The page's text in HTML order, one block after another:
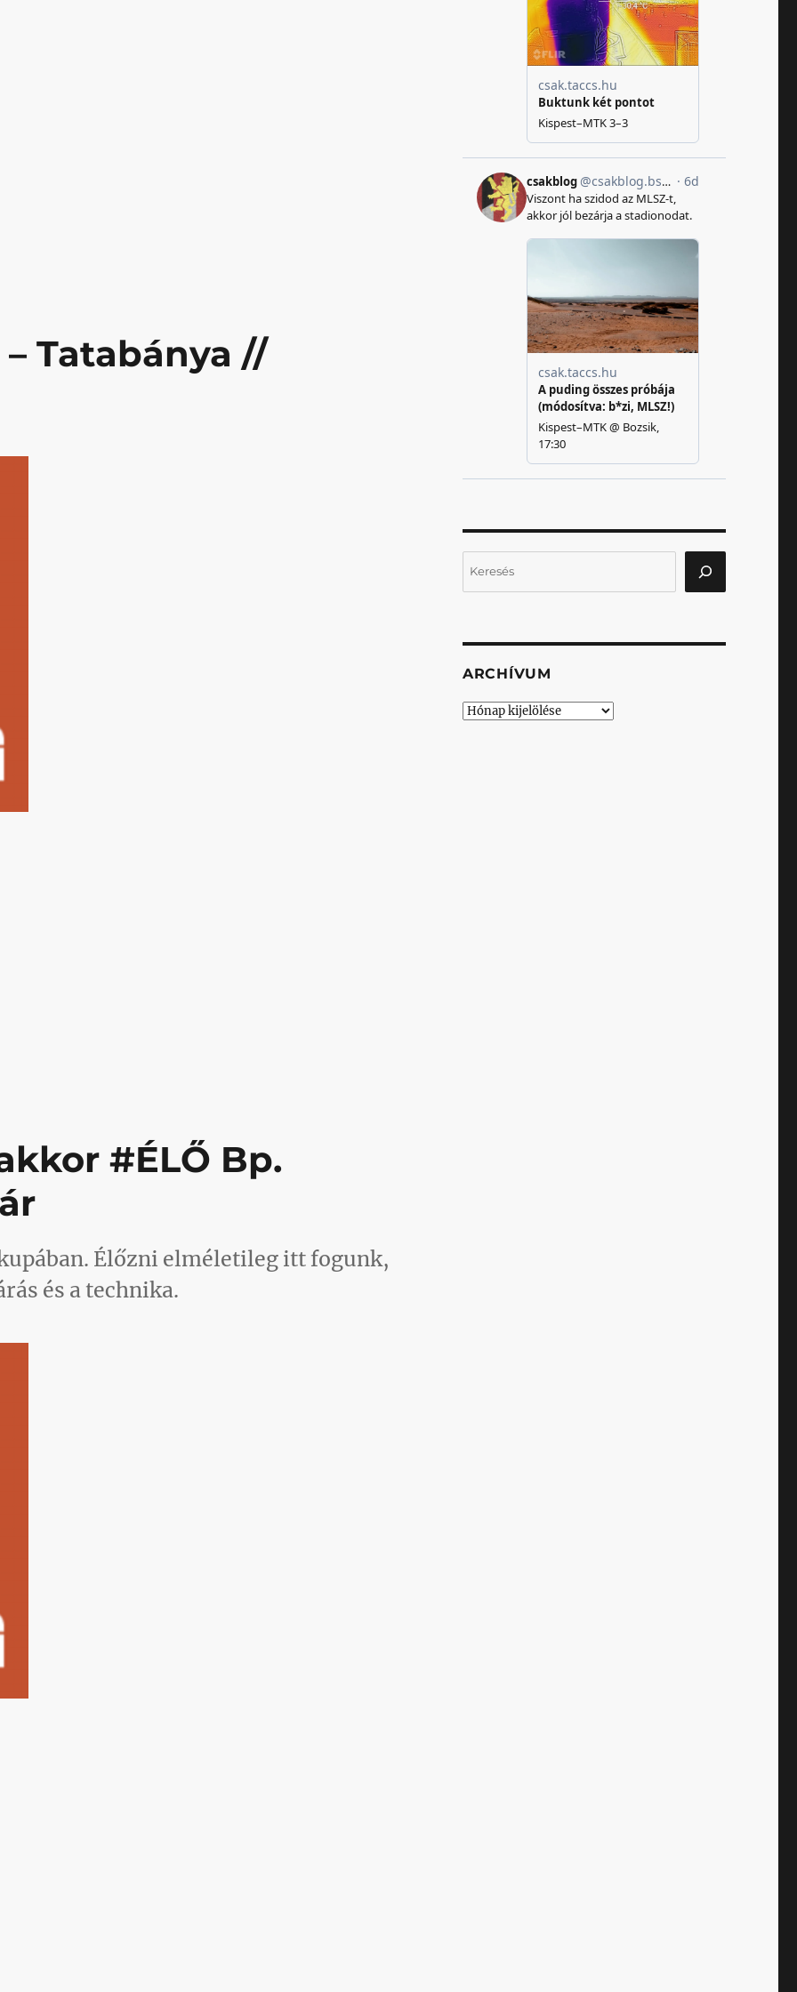
Tatabánya //
– Tatabánya // felkészülési”
#ÉLŐ Bp.
Élőzni elméletileg itt fogunk,
és a technika.
ARCHÍVUM
Archívum